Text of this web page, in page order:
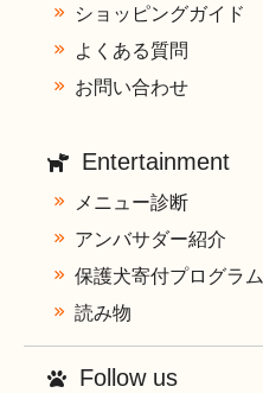
ショッピングガイド
よくある質問
お問い合わせ
Entertainment
メニュー診断
アンバサダー紹介
保護犬寄付プログラム
読み物
Follow us